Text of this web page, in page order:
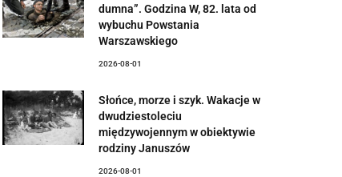
dumna”. Godzina W, 82. lata od
wybuchu Powstania
Warszawskiego
2026-08-01
Słońce, morze i szyk. Wakacje w
dwudziestoleciu
międzywojennym w obiektywie
rodziny Januszów
2026-08-01